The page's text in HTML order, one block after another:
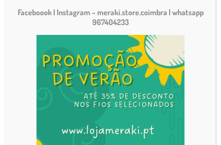
Marcas
Adriafil
Anchor
Círculo
HjerteGarn
Faceboook | Instagram – meraki.store.coimbra | whatsapp
967404233